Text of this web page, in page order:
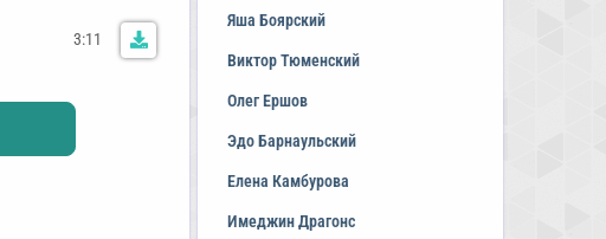
3:11
Яша Боярский
Виктор Тюменский
Олег Ершов
Эдо Барнаульский
Елена Камбурова
Имеджин Драгонс